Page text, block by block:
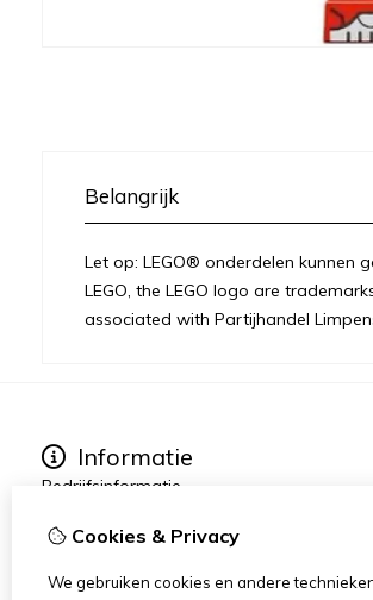
Belangrijk
Let op: LEGO® onderdelen kunnen
LEGO, the LEGO logo are
associated with Partijhandel
Informatie
Bedrijfsinformatie
Privacy
Disclaimer / Juridisch
Cookies & Privacy
We gebruiken cookies en andere